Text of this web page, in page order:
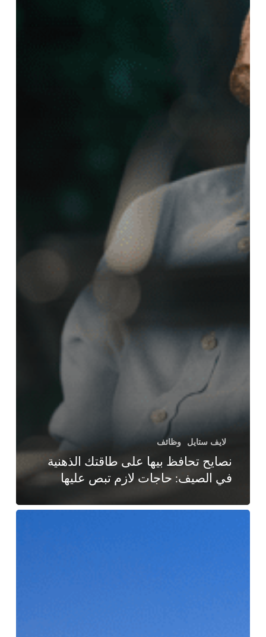
لايف ستايل وظائف
نصايح تحافظ بيها على طاقتك الذهنية
في الصيف: حاجات لازم تبص عليها